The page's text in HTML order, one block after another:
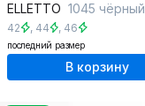
ELLETTO 1045 чёрный
42 , 44 , 46
последний размер
В корзину